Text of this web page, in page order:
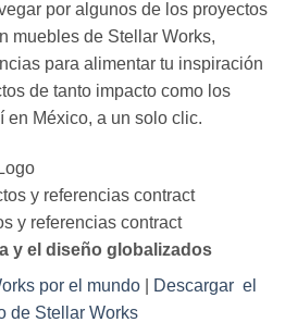
por algunos de los proyectos
muebles de Stellar Works,
para alimentar tu inspiración
de tanto impacto como los
en México, a un solo clic.
y referencias contract
y el diseño globalizados
por el mundo
Descargar el
de Stellar Works